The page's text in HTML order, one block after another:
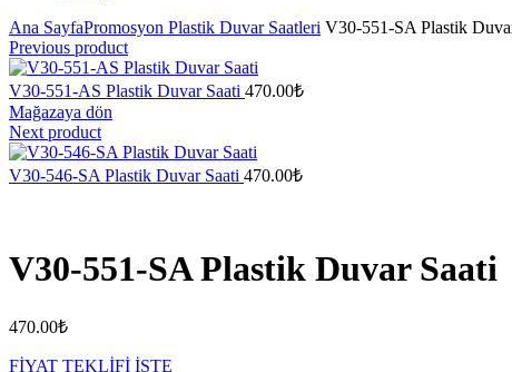
Ana SayfaPromosyon Plastik Duvar Saatleri V30-551-SA Plastik
Previous product
V30-551-AS Plastik Duvar Saati 470.00₺
Mağazaya dön
Next product
V30-546-SA Plastik Duvar Saati 470.00₺
V30-551-SA Plastik Duvar Saati
470.00₺
FİYAT TEKLİFİ İSTE